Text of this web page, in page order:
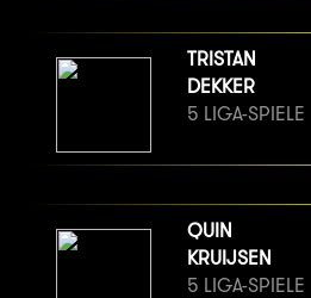
TRISTAN
DEKKER
5 LIGA-SPIELE
QUIN
KRUIJSEN
5 LIGA-SPIELE